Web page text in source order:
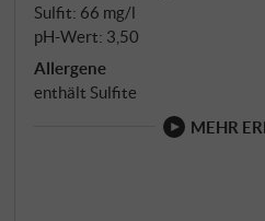
Sulfit: 66 mg/l
pH-Wert: 3,50
Allergene
enthält Sulfite
MEHR